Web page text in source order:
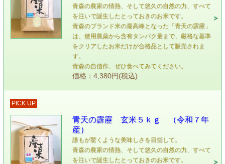
青森の農家の情熱、そして悠久の自然の力、すべて
を注いで誕生したとっておきのお米です。
青森のブランド米の最高峰となった「青天の霹靂」
は、使用農薬から含有タンパク量まで、厳格な基準
をクリアしたお米だけが合格品として販売されま
す。
青森の自信作、ぜひ食べてみてください。
価格：4,380円(税込)
PICK UP
青天の霹靂 玄米５ｋｇ （令和７年
産）
誰もが驚くような美味しさを目指して。
青森の農家の情熱、そして悠久の自然の力、すべて
を注いで誕生したとっておきのお米です。